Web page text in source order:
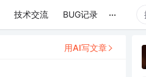
技术交流 BUG记录 ...
用AI写文章